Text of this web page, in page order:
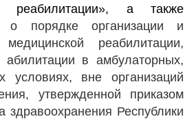
реабилитации»,
а также
о порядке организации и
реабилитации,
абилитации в амбулаторных,
условиях, вне организаций
утвержденной приказом
здравоохранения Республики